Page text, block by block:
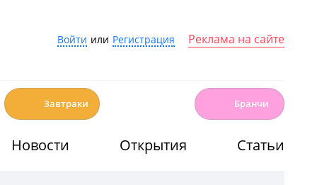
Войти или Регистрация Реклама на сайте
Завтраки Бранчи
Новости Открытия Статьи